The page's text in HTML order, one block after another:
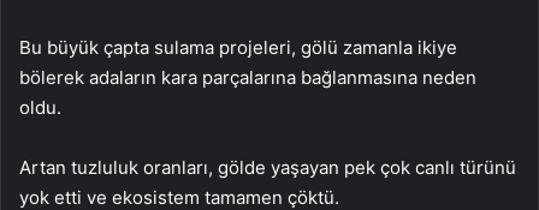
Bu büyük çapta sulama projeleri, gölü zamanla ikiye
bölerek adaların kara parçalarına bağlanmasına neden
oldu.
Artan tuzluluk oranları, gölde yaşayan pek çok canlı türünü
yok etti ve ekosistem tamamen çöktü.